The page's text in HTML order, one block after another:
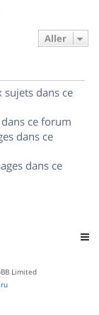
Aller
dans ce
ce forum
dans ce
dans ce
Limited